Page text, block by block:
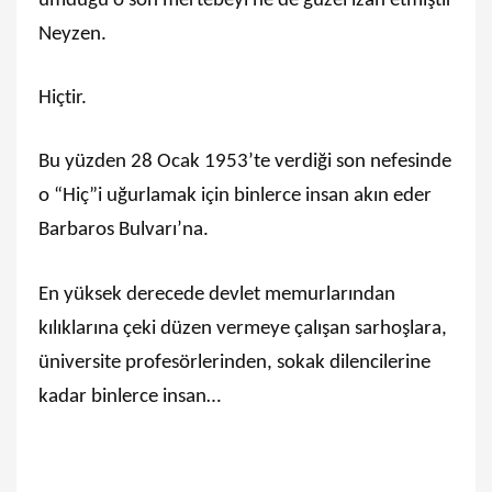
Neyzen.
Hiçtir.
Bu yüzden 28 Ocak 1953’te verdiği son nefesinde
o “Hiç”i uğurlamak için binlerce insan akın eder
Barbaros Bulvarı’na.
En yüksek derecede devlet memurlarından
kılıklarına çeki düzen vermeye çalışan sarhoşlara,
üniversite profesörlerinden, sokak dilencilerine
kadar binlerce insan…